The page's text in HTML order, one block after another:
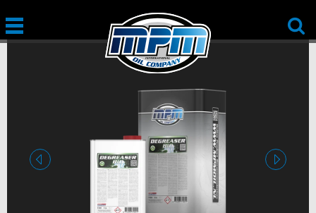
vorige nächste